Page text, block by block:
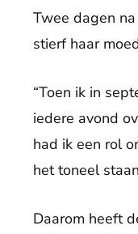
Twee dagen
stierf haar
“Toen ik in
iedere avond
had ik een rol
het toneel
Daarom heeft